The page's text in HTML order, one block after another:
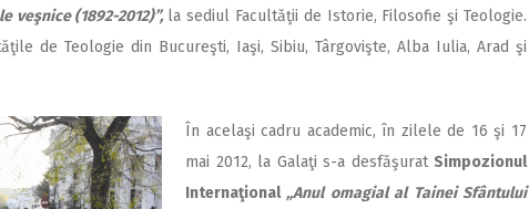
veşnice (1892-2012)”, la sediul Facultăţii de Istorie, Filosofie şi Teologie.
de Teologie din Bucureşti, Iaşi, Sibiu, Târgovişte, Alba Iulia, Arad şi
În acelaşi cadru academic, în zilele de 16 şi 17
mai 2012, la Galaţi s-a desfăşurat Simpozionul
Internaţional„Anul omagial al Tainei Sfântului